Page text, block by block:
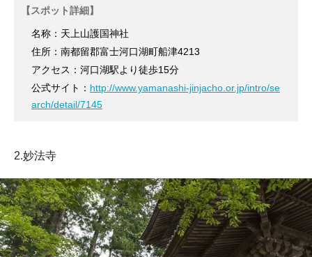
【スポット詳細】
名称：天上山護国神社
住所：南都留郡富士河口湖町船津4213
アクセス：河口湖駅より徒歩15分
公式サイト： http://www.yamanashi-jinjacho.or.jp/intro/se
arch/detail/7145
2.妙法寺